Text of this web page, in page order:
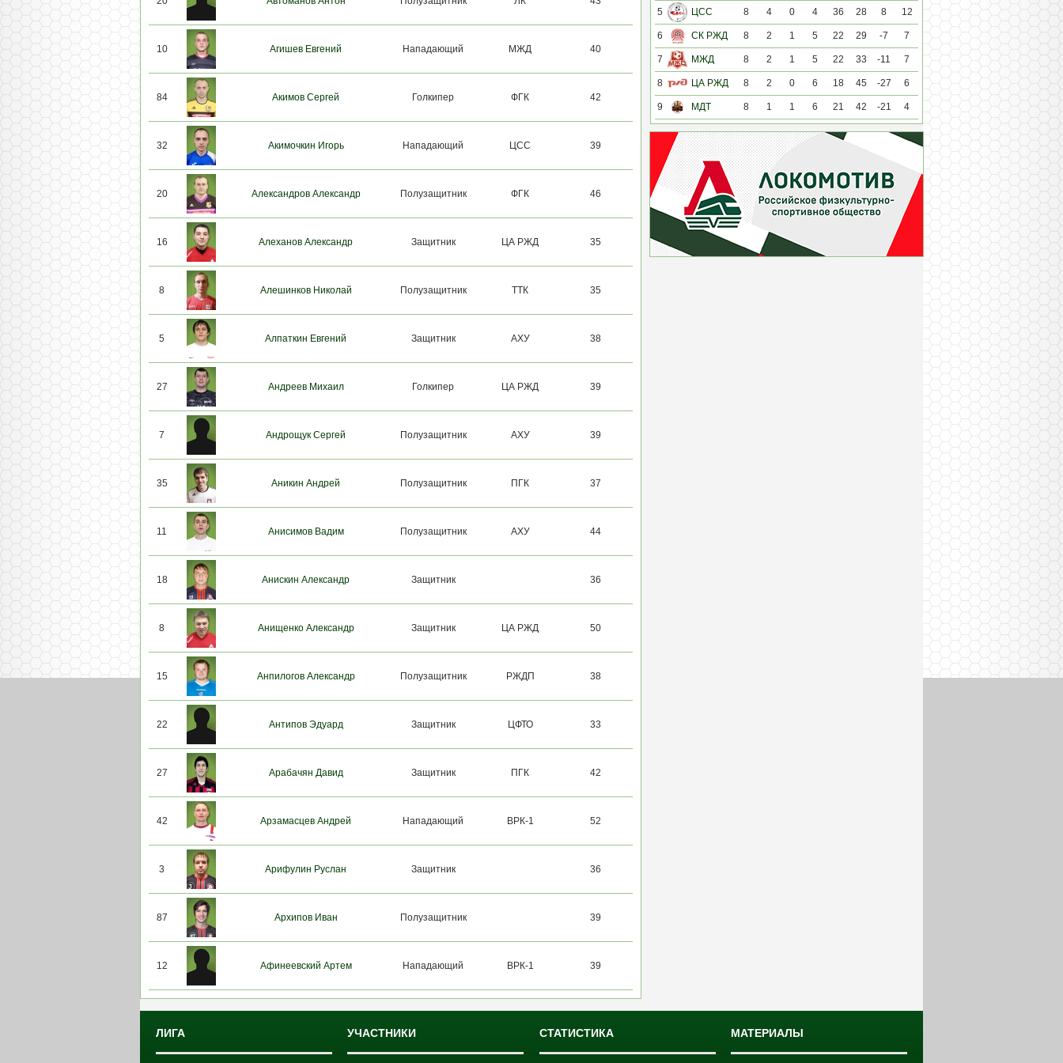
10 Агишев Евгений Нападающий МЖД 40
84 Акимов Сергей Голкипер ФГК 42
32 Акимочкин Игорь Нападающий ЦСС 39
20 Александров Александр Полузащитник ФГК 46
16 Алеханов Александр Защитник ЦА РЖД 35
8 Алешинков Николай Полузащитник ТТК 35
5 Алпаткин Евгений Защитник АХУ 38
27 Андреев Михаил Голкипер ЦА РЖД 39
7 Андрощук Сергей Полузащитник АХУ 39
35 Аникин Андрей Полузащитник ПГК 37
11 Анисимов Вадим Полузащитник АХУ 44
18 Анискин Александр Защитник 36
8 Анищенко Александр Защитник ЦА РЖД 50
15 Анпилогов Александр Полузащитник РЖДП 38
22 Антипов Эдуард Защитник ЦФТО 33
27 Арабачян Давид Защитник ПГК 42
42 Арзамасцев Андрей Нападающий ВРК-1 52
3 Арифулин Руслан Защитник 36
87 Архипов Иван Полузащитник 39
12 Афинеевский Артем Нападающий ВРК-1 39
5 ЦСС 8 4 0 4 36 28 8 12
6 СК РЖД 8 2 1 5 22 29 -7 7
7 МЖД 8 2 1 5 22 33 -11 7
8 ЦА РЖД 8 2 0 6 18 45 -27 6
9 МДТ 8 1 1 6 21 42 -21 4
ЛИГА УЧАСТНИКИ СТАТИСТИКА МАТЕРИАЛЫ